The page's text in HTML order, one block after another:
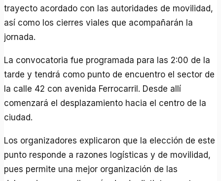
trayecto acordado con las autoridades de movilidad,
así como los cierres viales que acompañarán la
jornada.
La convocatoria fue programada para las 2:00 de la
tarde y tendrá como punto de encuentro el sector de
la calle 42 con avenida Ferrocarril. Desde allí
comenzará el desplazamiento hacia el centro de la
ciudad.
Los organizadores explicaron que la elección de este
punto responde a razones logísticas y de movilidad,
pues permite una mejor organización de las